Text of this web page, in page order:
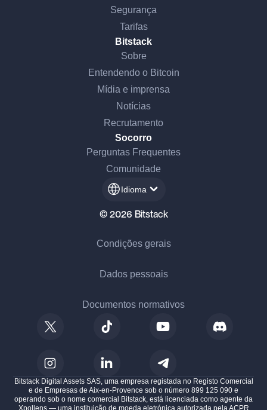
Segurança
Tarifas
Bitstack
Sobre
Entendendo o Bitcoin
Mídia e imprensa
Notícias
Recrutamento
Socorro
Perguntas Frequentes
Comunidade
Idioma
© 2026 Bitstack
Condições gerais
Dados pessoais
Documentos normativos
Bitstack Digital Assets SAS, uma empresa registada no Registo Comercial
e de Empresas de Aix-en-Provence sob o número 899 125 090 e
operando sob o nome comercial Bitstack, está licenciada como agente da
Xpollens — uma instituição de moeda eletrónica autorizada pela ACPR